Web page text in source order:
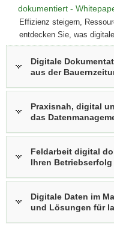
dokumentiert -
Effizienz steigern,
entdecken Sie, was
Digitale
aus der
Praxisnah, digital
das
Feldarbeit digital
Ihren Betriebserfolg
Digitale Daten im
und Lösungen für